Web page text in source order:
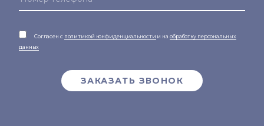
Согласен с политикой конфиденциальности и на обработку персональных
данных
ЗАКАЗАТЬ ЗВОНОК